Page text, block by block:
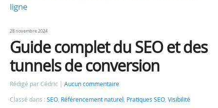
ligne
28 novembre 2024
Guide complet du SEO et des
tunnels de conversion
Rédigé par Cédric Aucun commentaire
Classé dans : SEO Référencement naturel Pratiques SEO Visibilité